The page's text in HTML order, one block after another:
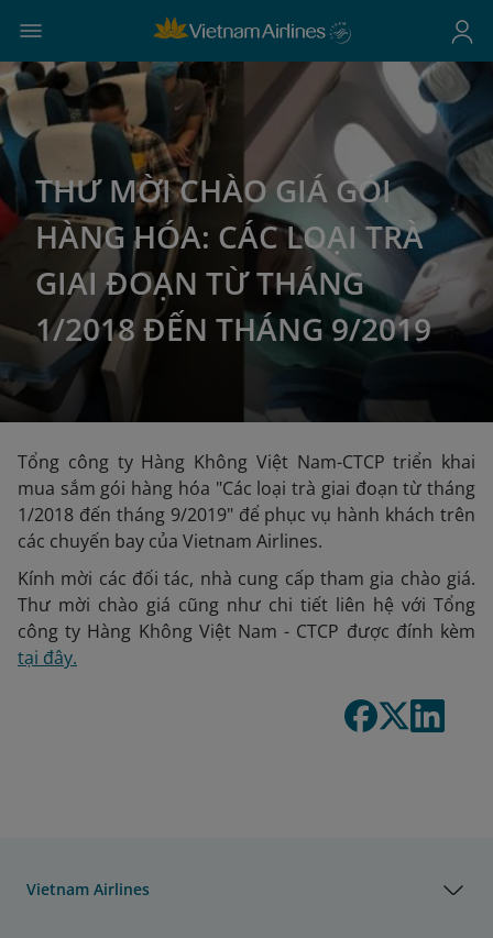
THƯ MỜI CHÀO GIÁ GÓI
HÀNG HÓA: CÁC LOẠI TRÀ
GIAI ĐOẠN TỪ THÁNG
1/2018 ĐẾN THÁNG 9/2019
Tổng công ty Hàng Không Việt Nam-CTCP triển khai
mua sắm gói hàng hóa "Các loại trà giai đoạn từ tháng
1/2018 đến tháng 9/2019" để phục vụ hành khách trên
các chuyến bay của Vietnam Airlines.
Kính mời các đối tác, nhà cung cấp tham gia chào giá.
Thư mời chào giá cũng như chi tiết liên hệ với Tổng
công ty Hàng Không Việt Nam - CTCP được đính kèm
tại đây.
Vietnam Airlines